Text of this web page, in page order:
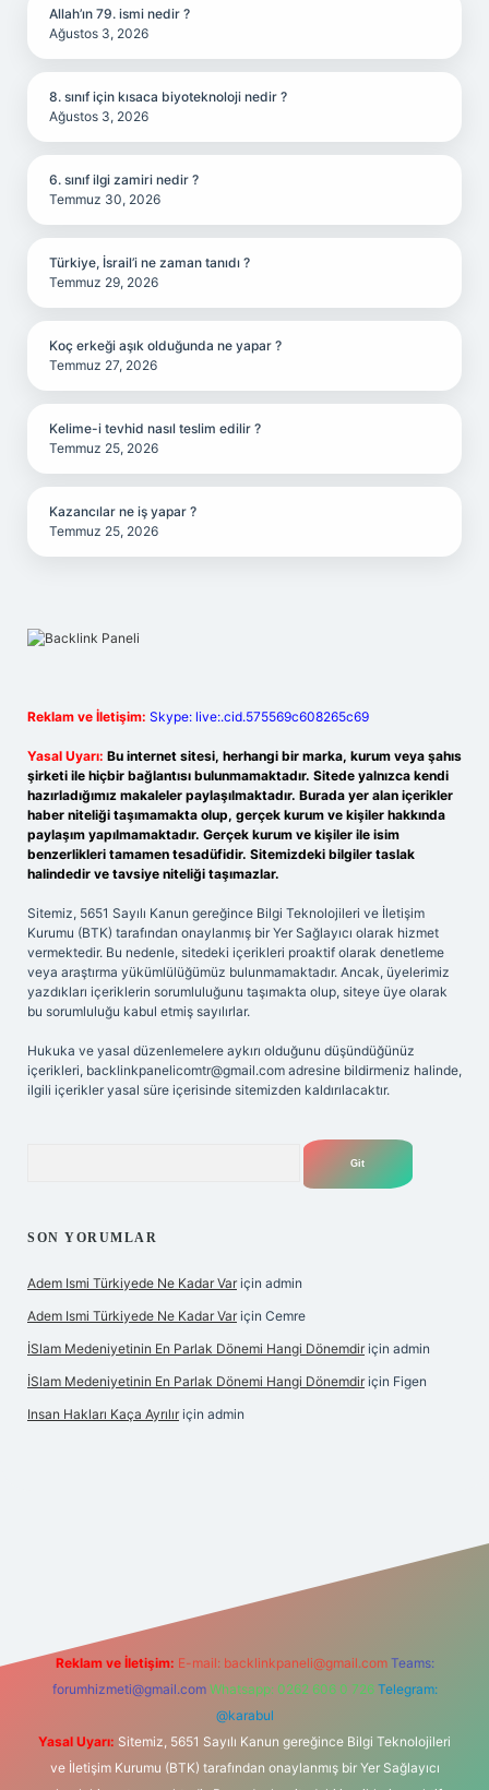
Allah’ın 79. ismi nedir ?
Ağustos 3, 2026
8. sınıf için kısaca biyoteknoloji nedir ?
Ağustos 3, 2026
6. sınıf ilgi zamiri nedir ?
Temmuz 30, 2026
Türkiye, İsrail’i ne zaman tanıdı ?
Temmuz 29, 2026
Koç erkeği aşık olduğunda ne yapar ?
Temmuz 27, 2026
Kelime-i tevhid nasıl teslim edilir ?
Temmuz 25, 2026
Kazancılar ne iş yapar ?
Temmuz 25, 2026
Reklam ve İletişim: Skype: live:.cid.575569c608265c69
Yasal Uyarı: Bu internet sitesi, herhangi bir marka, kurum veya şahıs
şirketi ile hiçbir bağlantısı bulunmamaktadır. Sitede yalnızca kendi
hazırladığımız makaleler paylaşılmaktadır. Burada yer alan içerikler
haber niteliği taşımamakta olup, gerçek kurum ve kişiler hakkında
paylaşım yapılmamaktadır. Gerçek kurum ve kişiler ile isim
benzerlikleri tamamen tesadüfidir. Sitemizdeki bilgiler taslak
halindedir ve tavsiye niteliği taşımazlar.
Sitemiz, 5651 Sayılı Kanun gereğince Bilgi Teknolojileri ve İletişim
Kurumu (BTK) tarafından onaylanmış bir Yer Sağlayıcı olarak hizmet
vermektedir. Bu nedenle, sitedeki içerikleri proaktif olarak denetleme
veya araştırma yükümlülüğümüz bulunmamaktadır. Ancak, üyelerimiz
yazdıkları içeriklerin sorumluluğunu taşımakta olup, siteye üye olarak
bu sorumluluğu kabul etmiş sayılırlar.
Hukuka ve yasal düzenlemelere aykırı olduğunu düşündüğünüz
içerikleri, backlinkpanelicomtr@gmail.com adresine bildirmeniz halinde,
ilgili içerikler yasal süre içerisinde sitemizden kaldırılacaktır.
SON YORUMLAR
Adem Ismi Türkiyede Ne Kadar Var için admin
Adem Ismi Türkiyede Ne Kadar Var için Cemre
İSlam Medeniyetinin En Parlak Dönemi Hangi Dönemdir için admin
İSlam Medeniyetinin En Parlak Dönemi Hangi Dönemdir için Figen
Insan Hakları Kaça Ayrılır için admin
Reklam ve İletişim: E-mail: backlinkpaneli@gmail.com Teams:
forumhizmeti@gmail.com Whatsapp: 0262 606 0 726 Telegram:
@karabul
Yasal Uyarı: Sitemiz, 5651 Sayılı Kanun gereğince Bilgi Teknolojileri
ve İletişim Kurumu (BTK) tarafından onaylanmış bir Yer Sağlayıcı